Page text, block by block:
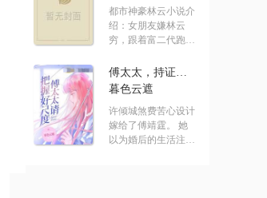
都市神豪林云小说介
绍：女朋友嫌林云
穷，跟着富二代跑
傅太太，持证请上岗
暮色云遮
许倾城煞费苦心设计
嫁给了傅靖霆。 她
以为婚后的生活注定